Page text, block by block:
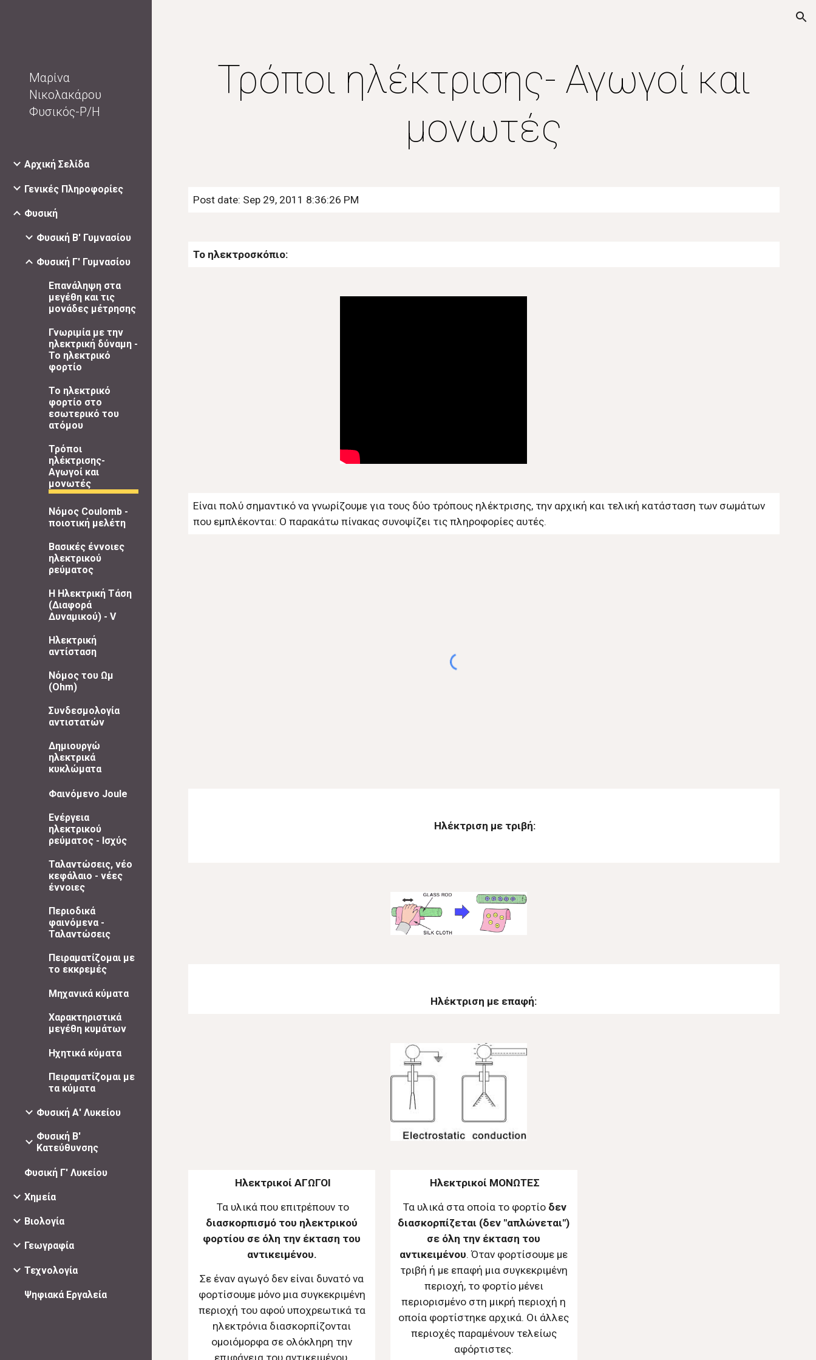
Μαρίνα
Νικολακάρου
Φυσικός-Ρ/Η
Αρχική Σελίδα
Γενικές Πληροφορίες
Φυσική
Φυσική Β' Γυμνασίου
Φυσική Γ' Γυμνασίου
Επανάληψη στα
μεγέθη και τις
μονάδες μέτρησης
Γνωριμία με την
ηλεκτρική δύναμη -
Το ηλεκτρικό
φορτίο
Το ηλεκτρικό
φορτίο στο
εσωτερικό του
ατόμου
Τρόποι
ηλέκτρισης-
Αγωγοί και
μονωτές
Νόμος Coulomb -
ποιοτική μελέτη
Βασικές έννοιες
ηλεκτρικού
ρεύματος
Η Ηλεκτρική Τάση
(Διαφορά
Δυναμικού) - V
Ηλεκτρική
αντίσταση
Νόμος του Ωμ
(Ohm)
Συνδεσμολογία
αντιστατών
Δημιουργώ
ηλεκτρικά
κυκλώματα
Φαινόμενο Joule
Ενέργεια
ηλεκτρικού
ρεύματος - Ισχύς
Ταλαντώσεις, νέο
κεφάλαιο - νέες
έννοιες
Περιοδικά
φαινόμενα -
Ταλαντώσεις
Πειραματίζομαι με
το εκκρεμές
Μηχανικά κύματα
Χαρακτηριστικά
μεγέθη κυμάτων
Ηχητικά κύματα
Πειραματίζομαι με
τα κύματα
Φυσική Α' Λυκείου
Φυσική Β'
Κατεύθυνσης
Φυσική Γ' Λυκείου
Χημεία
Βιολογία
Γεωγραφία
Τεχνολογία
Ψηφιακά Εργαλεία
Τρόποι ηλέκτρισης- Αγωγοί και
μονωτές
Post date: Sep 29, 2011 8:36:26 PM
Το ηλεκτροσκόπιο:
Είναι πολύ σημαντικό να γνωρίζουμε για τους δύο τρόπους ηλέκτρισης, την αρχική και τελική κατάσταση των σωμάτων
που εμπλέκονται: Ο παρακάτω πίνακας συνοψίζει τις πληροφορίες αυτές.
Ηλέκτριση με τριβή:
Ηλέκτριση με επαφή:
Ηλεκτρικοί ΑΓΩΓΟΙ
Τα υλικά που επιτρέπουν το
διασκορπισμό του ηλεκτρικού
φορτίου σε όλη την έκταση του
αντικειμένου.
Σε έναν αγωγό δεν είναι δυνατό να
φορτίσουμε μόνο μια συγκεκριμένη
περιοχή του αφού υποχρεωτικά τα
ηλεκτρόνια διασκορπίζονται
ομοιόμορφα σε ολόκληρη την
επιφάνεια του αντικειμένου.
Ηλεκτρικοί ΜΟΝΩΤΕΣ
Τα υλικά στα οποία το φορτίο δεν
διασκορπίζεται (δεν "απλώνεται")
σε όλη την έκταση του
αντικειμένου. Όταν φορτίσουμε με
τριβή ή με επαφή μια συγκεκριμένη
περιοχή, το φορτίο μένει
περιορισμένο στη μικρή περιοχή η
οποία φορτίστηκε αρχικά. Οι άλλες
περιοχές παραμένουν τελείως
αφόρτιστες.